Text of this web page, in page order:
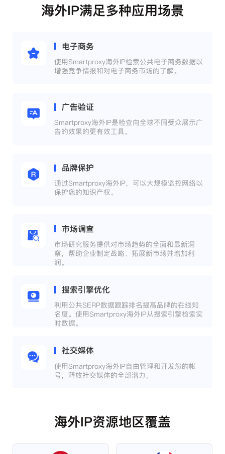
海外IP满足多种应用场景
电子商务
使用Smartproxy海外IP检索公共电子商务数据以
增强竞争情报和对电子商务市场的了解。
广告验证
Smartproxy海外IP是检查向全球不同受众展示广
告的效果的更有效工具。
品牌保护
通过Smartproxy海外IP，可以大规模监控网络以
保护您的知识产权。
市场调查
市场研究服务提供对市场趋势的全面和最新洞
察，帮助企业制定战略、拓展新市场并增加利
润。
搜索引擎优化
利用公共SERP数据跟踪排名提高品牌的在线知
名度。使用Smartproxy海外IP从搜索引擎检索实
时数据。
社交媒体
使用Smartproxy海外IP自由管理和开发您的帐
号，释放社交媒体的全部潜力。
海外IP资源地区覆盖